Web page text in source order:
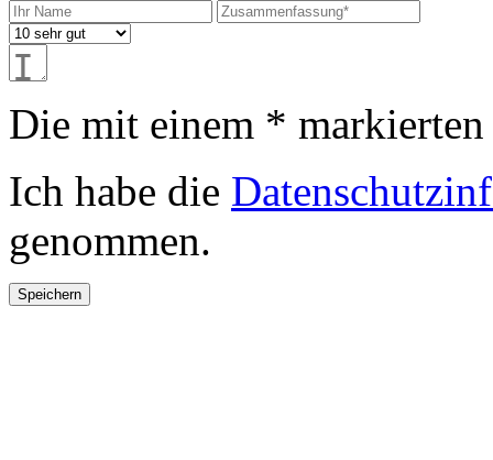
Die mit einem *
Ich habe die
genommen.
Speichern